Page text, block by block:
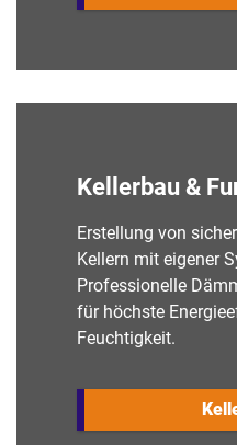
Kellerbau &
Erstellung von
Kellern mit eigener
Professionelle
für höchste
Feuchtigkeit.